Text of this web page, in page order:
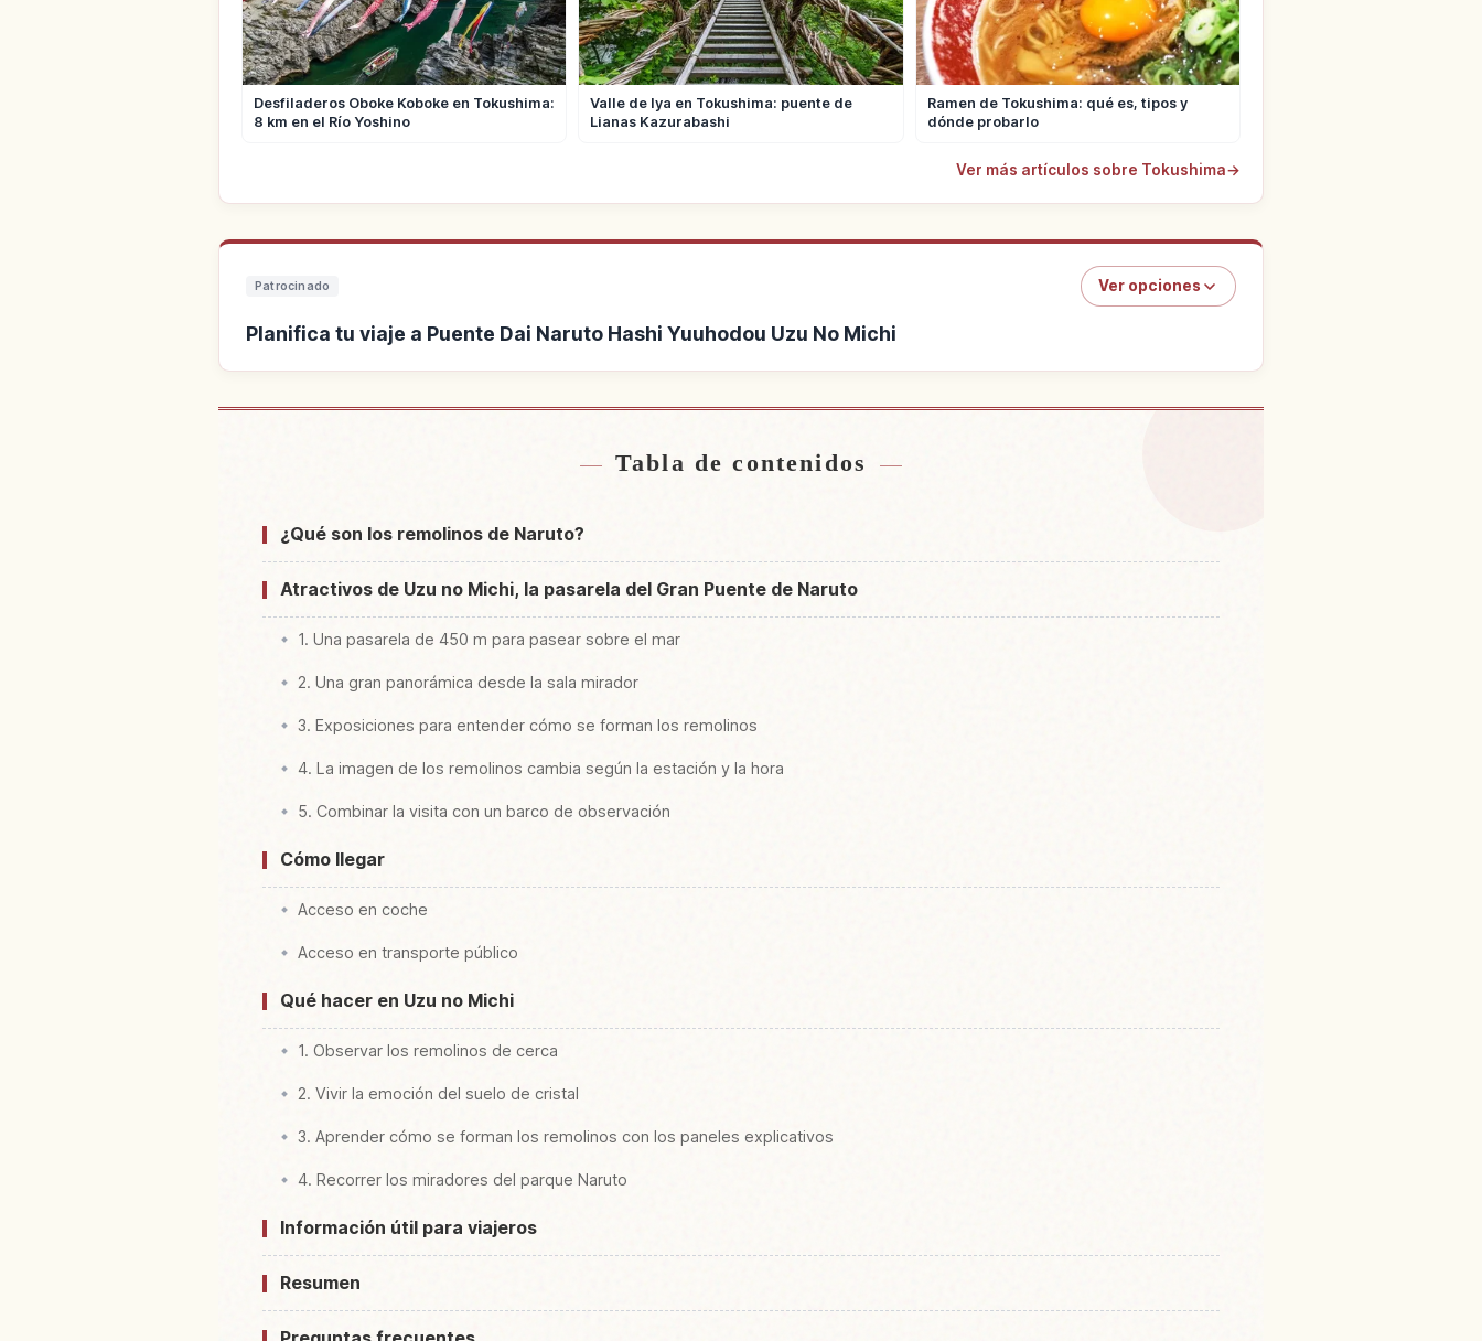
Desfiladeros Oboke Koboke en Tokushima:
8 km en el Río Yoshino
Valle de Iya en Tokushima: puente de
Lianas Kazurabashi
Ramen de Tokushima: qué es, tipos y
dónde probarlo
Ver más artículos sobre Tokushima→
Patrocinado Ver opciones
Planifica tu viaje a Puente Dai Naruto Hashi Yuuhodou Uzu No Michi
Tabla de contenidos
¿Qué son los remolinos de Naruto?
Atractivos de Uzu no Michi, la pasarela del Gran Puente de Naruto
1. Una pasarela de 450 m para pasear sobre el mar
2. Una gran panorámica desde la sala mirador
3. Exposiciones para entender cómo se forman los remolinos
4. La imagen de los remolinos cambia según la estación y la hora
5. Combinar la visita con un barco de observación
Cómo llegar
Acceso en coche
Acceso en transporte público
Qué hacer en Uzu no Michi
1. Observar los remolinos de cerca
2. Vivir la emoción del suelo de cristal
3. Aprender cómo se forman los remolinos con los paneles explicativos
4. Recorrer los miradores del parque Naruto
Información útil para viajeros
Resumen